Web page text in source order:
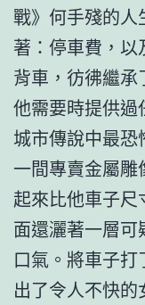
戰》何手殘的人
著：停車費，
背車，彷彿繼
他需要時提供過
城市傳說中最
一間專賣金屬
起來比他車子
面還灑著一層
口氣。將車子
出了令人不快